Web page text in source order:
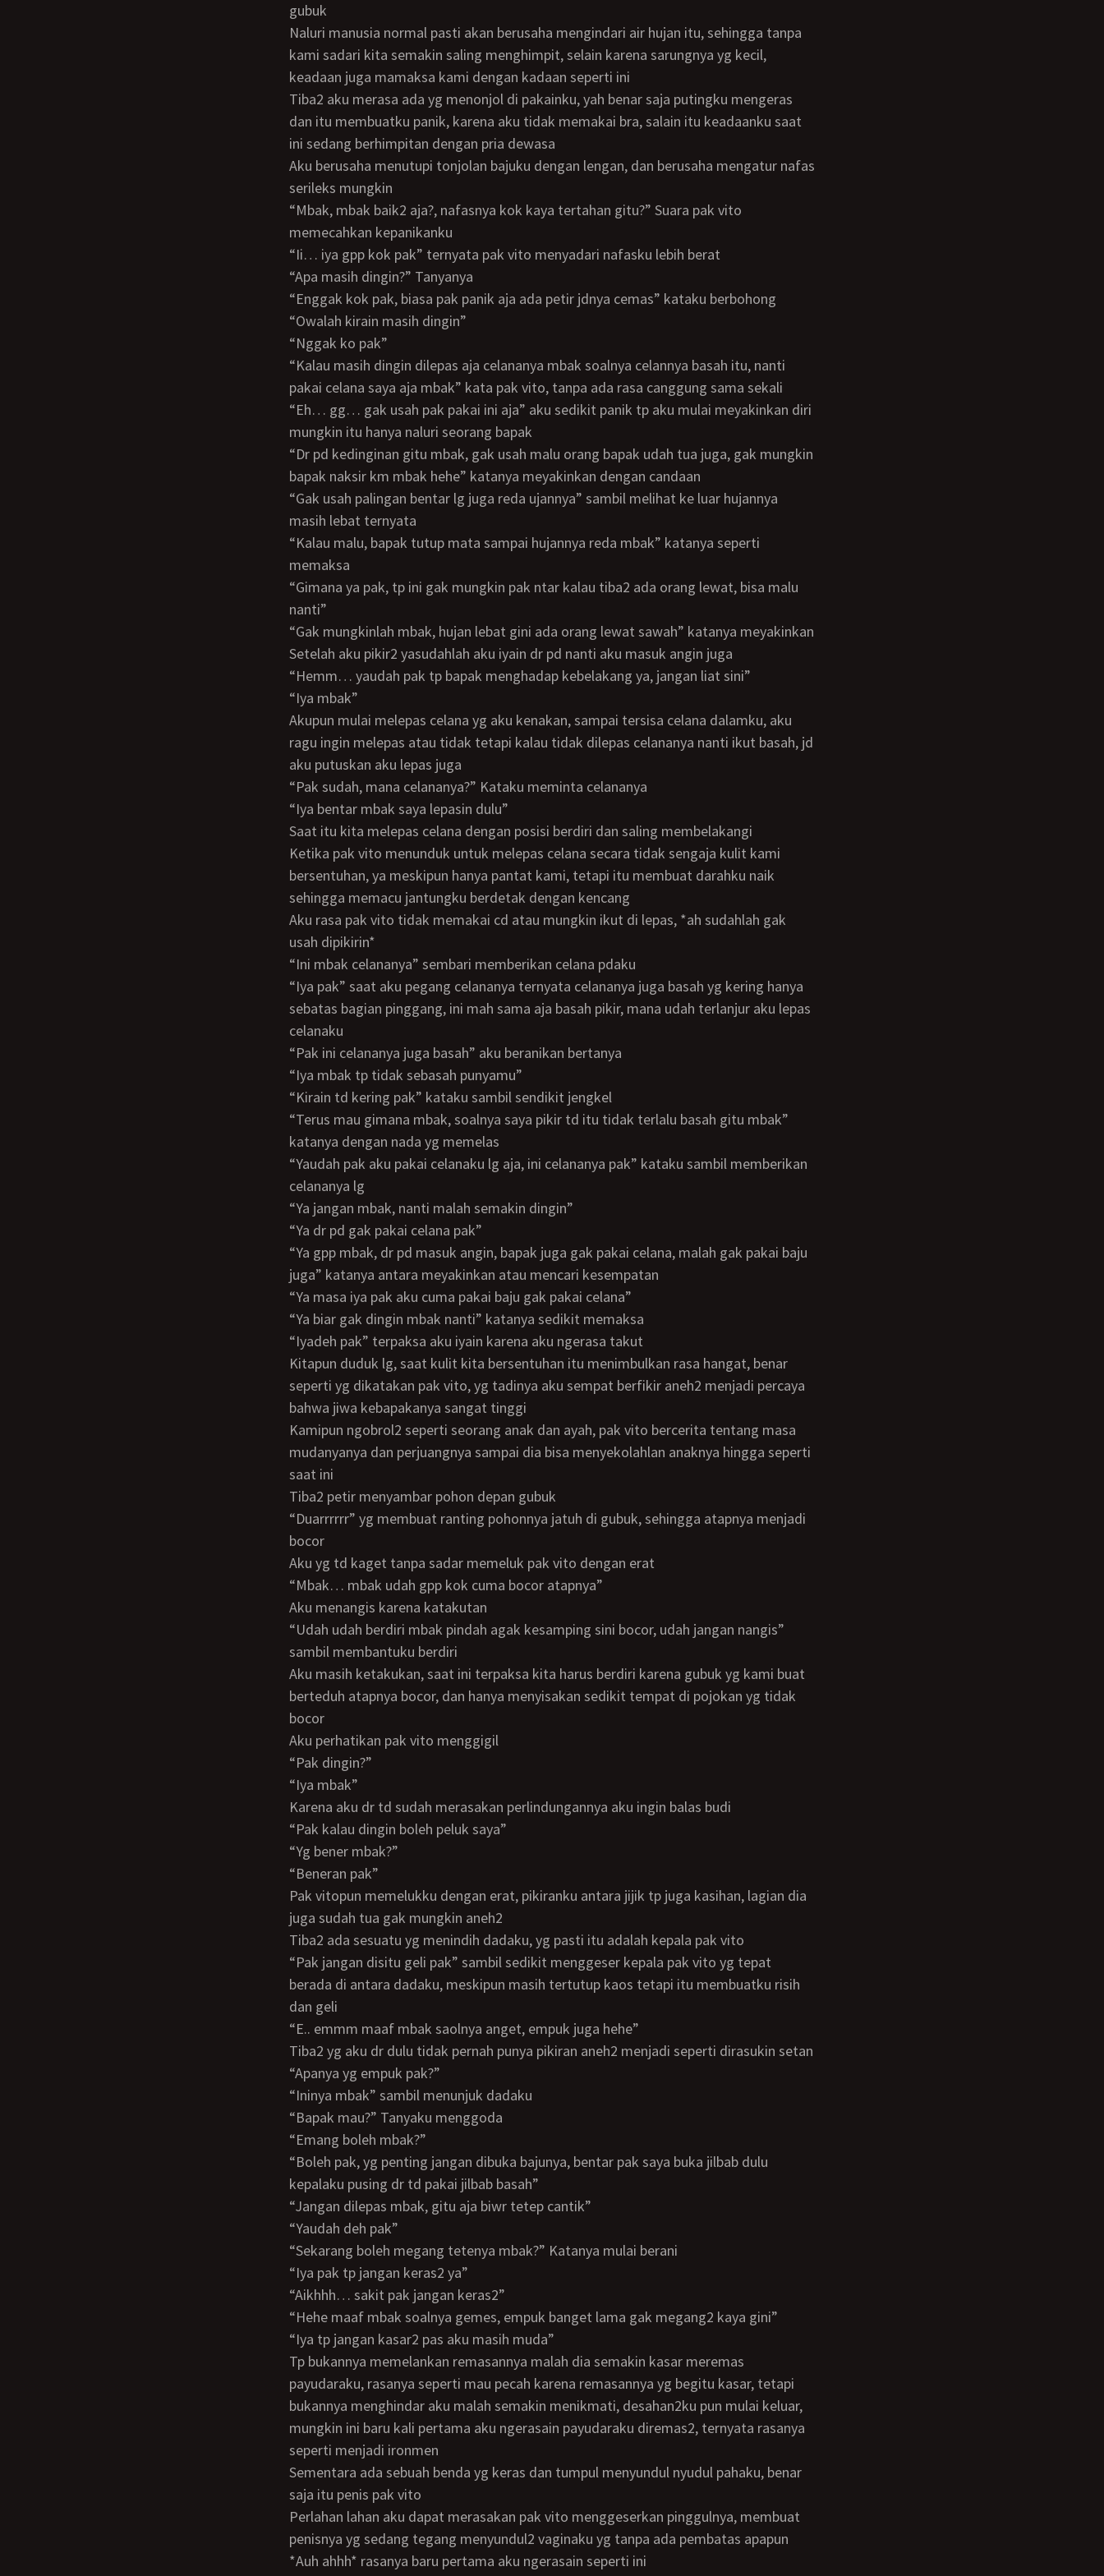
gubuk
Naluri manusia normal pasti akan berusaha mengindari air hujan itu, sehingga tanpa
kami sadari kita semakin saling menghimpit, selain karena sarungnya yg kecil,
keadaan juga mamaksa kami dengan kadaan seperti ini
Tiba2 aku merasa ada yg menonjol di pakainku, yah benar saja putingku mengeras
dan itu membuatku panik, karena aku tidak memakai bra, salain itu keadaanku saat
ini sedang berhimpitan dengan pria dewasa
Aku berusaha menutupi tonjolan bajuku dengan lengan, dan berusaha mengatur nafas
serileks mungkin
“Mbak, mbak baik2 aja?, nafasnya kok kaya tertahan gitu?” Suara pak vito
memecahkan kepanikanku
“Ii… iya gpp kok pak” ternyata pak vito menyadari nafasku lebih berat
“Apa masih dingin?” Tanyanya
“Enggak kok pak, biasa pak panik aja ada petir jdnya cemas” kataku berbohong
“Owalah kirain masih dingin”
“Nggak ko pak”
“Kalau masih dingin dilepas aja celananya mbak soalnya celannya basah itu, nanti
pakai celana saya aja mbak” kata pak vito, tanpa ada rasa canggung sama sekali
“Eh… gg… gak usah pak pakai ini aja” aku sedikit panik tp aku mulai meyakinkan diri
mungkin itu hanya naluri seorang bapak
“Dr pd kedinginan gitu mbak, gak usah malu orang bapak udah tua juga, gak mungkin
bapak naksir km mbak hehe” katanya meyakinkan dengan candaan
“Gak usah palingan bentar lg juga reda ujannya” sambil melihat ke luar hujannya
masih lebat ternyata
“Kalau malu, bapak tutup mata sampai hujannya reda mbak” katanya seperti
memaksa
“Gimana ya pak, tp ini gak mungkin pak ntar kalau tiba2 ada orang lewat, bisa malu
nanti”
“Gak mungkinlah mbak, hujan lebat gini ada orang lewat sawah” katanya meyakinkan
Setelah aku pikir2 yasudahlah aku iyain dr pd nanti aku masuk angin juga
“Hemm… yaudah pak tp bapak menghadap kebelakang ya, jangan liat sini”
“Iya mbak”
Akupun mulai melepas celana yg aku kenakan, sampai tersisa celana dalamku, aku
ragu ingin melepas atau tidak tetapi kalau tidak dilepas celananya nanti ikut basah, jd
aku putuskan aku lepas juga
“Pak sudah, mana celananya?” Kataku meminta celananya
“Iya bentar mbak saya lepasin dulu”
Saat itu kita melepas celana dengan posisi berdiri dan saling membelakangi
Ketika pak vito menunduk untuk melepas celana secara tidak sengaja kulit kami
bersentuhan, ya meskipun hanya pantat kami, tetapi itu membuat darahku naik
sehingga memacu jantungku berdetak dengan kencang
Aku rasa pak vito tidak memakai cd atau mungkin ikut di lepas, *ah sudahlah gak
usah dipikirin*
“Ini mbak celananya” sembari memberikan celana pdaku
“Iya pak” saat aku pegang celananya ternyata celananya juga basah yg kering hanya
sebatas bagian pinggang, ini mah sama aja basah pikir, mana udah terlanjur aku lepas
celanaku
“Pak ini celananya juga basah” aku beranikan bertanya
“Iya mbak tp tidak sebasah punyamu”
“Kirain td kering pak” kataku sambil sendikit jengkel
“Terus mau gimana mbak, soalnya saya pikir td itu tidak terlalu basah gitu mbak”
katanya dengan nada yg memelas
“Yaudah pak aku pakai celanaku lg aja, ini celananya pak” kataku sambil memberikan
celananya lg
“Ya jangan mbak, nanti malah semakin dingin”
“Ya dr pd gak pakai celana pak”
“Ya gpp mbak, dr pd masuk angin, bapak juga gak pakai celana, malah gak pakai baju
juga” katanya antara meyakinkan atau mencari kesempatan
“Ya masa iya pak aku cuma pakai baju gak pakai celana”
“Ya biar gak dingin mbak nanti” katanya sedikit memaksa
“Iyadeh pak” terpaksa aku iyain karena aku ngerasa takut
Kitapun duduk lg, saat kulit kita bersentuhan itu menimbulkan rasa hangat, benar
seperti yg dikatakan pak vito, yg tadinya aku sempat berfikir aneh2 menjadi percaya
bahwa jiwa kebapakanya sangat tinggi
Kamipun ngobrol2 seperti seorang anak dan ayah, pak vito bercerita tentang masa
mudanyanya dan perjuangnya sampai dia bisa menyekolahlan anaknya hingga seperti
saat ini
Tiba2 petir menyambar pohon depan gubuk
“Duarrrrrr” yg membuat ranting pohonnya jatuh di gubuk, sehingga atapnya menjadi
bocor
Aku yg td kaget tanpa sadar memeluk pak vito dengan erat
“Mbak… mbak udah gpp kok cuma bocor atapnya”
Aku menangis karena katakutan
“Udah udah berdiri mbak pindah agak kesamping sini bocor, udah jangan nangis”
sambil membantuku berdiri
Aku masih ketakukan, saat ini terpaksa kita harus berdiri karena gubuk yg kami buat
berteduh atapnya bocor, dan hanya menyisakan sedikit tempat di pojokan yg tidak
bocor
Aku perhatikan pak vito menggigil
“Pak dingin?”
“Iya mbak”
Karena aku dr td sudah merasakan perlindungannya aku ingin balas budi
“Pak kalau dingin boleh peluk saya”
“Yg bener mbak?”
“Beneran pak”
Pak vitopun memelukku dengan erat, pikiranku antara jijik tp juga kasihan, lagian dia
juga sudah tua gak mungkin aneh2
Tiba2 ada sesuatu yg menindih dadaku, yg pasti itu adalah kepala pak vito
“Pak jangan disitu geli pak” sambil sedikit menggeser kepala pak vito yg tepat
berada di antara dadaku, meskipun masih tertutup kaos tetapi itu membuatku risih
dan geli
“E.. emmm maaf mbak saolnya anget, empuk juga hehe”
Tiba2 yg aku dr dulu tidak pernah punya pikiran aneh2 menjadi seperti dirasukin setan
“Apanya yg empuk pak?”
“Ininya mbak” sambil menunjuk dadaku
“Bapak mau?” Tanyaku menggoda
“Emang boleh mbak?”
“Boleh pak, yg penting jangan dibuka bajunya, bentar pak saya buka jilbab dulu
kepalaku pusing dr td pakai jilbab basah”
“Jangan dilepas mbak, gitu aja biwr tetep cantik”
“Yaudah deh pak”
“Sekarang boleh megang tetenya mbak?” Katanya mulai berani
“Iya pak tp jangan keras2 ya”
“Aikhhh… sakit pak jangan keras2”
“Hehe maaf mbak soalnya gemes, empuk banget lama gak megang2 kaya gini”
“Iya tp jangan kasar2 pas aku masih muda”
Tp bukannya memelankan remasannya malah dia semakin kasar meremas
payudaraku, rasanya seperti mau pecah karena remasannya yg begitu kasar, tetapi
bukannya menghindar aku malah semakin menikmati, desahan2ku pun mulai keluar,
mungkin ini baru kali pertama aku ngerasain payudaraku diremas2, ternyata rasanya
seperti menjadi ironmen
Sementara ada sebuah benda yg keras dan tumpul menyundul nyudul pahaku, benar
saja itu penis pak vito
Perlahan lahan aku dapat merasakan pak vito menggeserkan pinggulnya, membuat
penisnya yg sedang tegang menyundul2 vaginaku yg tanpa ada pembatas apapun
*auh ahhh* rasanya baru pertama aku ngerasain seperti ini